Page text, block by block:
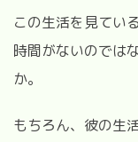
この生活を見てい
時間がないのでは
か。
もちろん、彼の生